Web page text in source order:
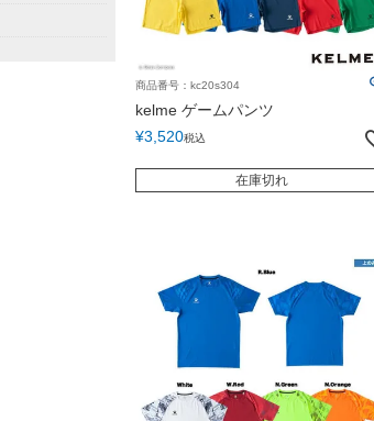
商品番号：kc20s304
kelme ゲームパンツ
¥3,520税込
在庫切れ